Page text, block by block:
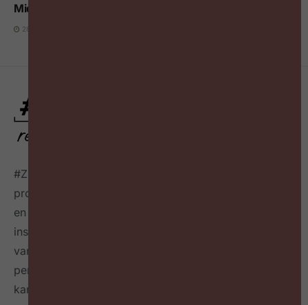
Middle managers krijgen de slechtste onboarding
28 JULI 2026
#ZigZagHR, dé HR-community
professionals in België, connecteert HR professionals
en leidinggevenden op maandelijkse events,
inspireert over de toekomst van HR door het delen
van best & next practices online
per kwartaal
kan vinden en welke mindset en skillset daarvoor